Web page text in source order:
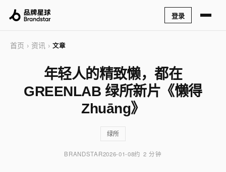
登录
首页 › 资讯 › 文章
年轻人的精致懒，都在
GREENLAB 绿所新片《懒得
Zhuāng》
绿所
BRANDSTAR2026-01-08约 2 分钟